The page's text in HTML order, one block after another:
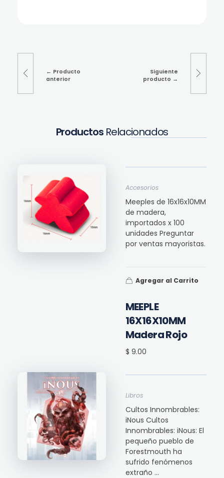
Producto
anterior
Siguiente
producto
Productos Relacionados
MEEPLE
16X16X10MM
Madera Rojo
$ 9.00
Accesorios
Meeples de 16x16x10MM
de madera,
importados x 100
unidades Preguntar
por ventas mayoristas.
Agregar al Carrito
Libros
Cultos Innombrables:
iNous Cultos
Innombrables: iNous: El
pequeño pueblo de
Forestmouth ha
sufrido fenómenos
extraño ...